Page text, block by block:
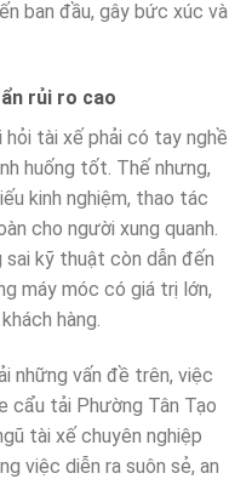
ban đầu, gây bức xúc và
rủi ro cao
hỏi tài xế phải có tay nghề
huống tốt. Thế nhưng,
kinh nghiệm, thao tác
cho người xung quanh.
sai kỹ thuật còn dẫn đến
máy móc có giá trị lớn,
hàng.
những vấn đề trên, việc
cẩu tải Phường Tân Tạo
tài xế chuyên nghiệp
việc diễn ra suôn sẻ, an